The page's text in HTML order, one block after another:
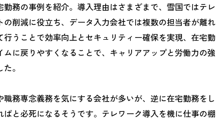
務の事例を紹介。導入理由はさまざまで、雪国ではテレ
の削減に役立ち、データ入力会社では複数の担当者が離れ
うことで効率向上とセキュリティー確保を実現、在宅勤
に戻りやすくなることで、キャリアアップと労働力の強
。
務専念義務を気にする会社が多いが、逆に在宅勤務をし
と必死になるそうです。テレワーク導入を機に仕事の棚